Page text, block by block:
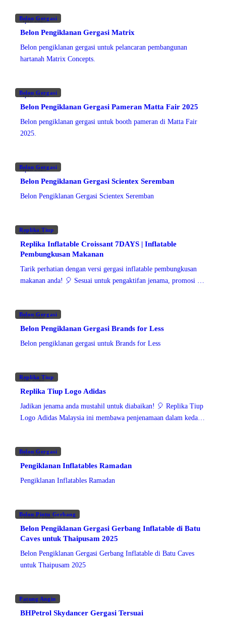
Belon Gergasi
April 2025
Belon Pengiklanan Gergasi Matrix
Belon pengiklanan gergasi untuk pelancaran pembangunan
hartanah Matrix Concepts.
Belon Gergasi
April 2025
Belon Pengiklanan Gergasi Pameran Matta Fair 2025
Belon pengiklanan gergasi untuk booth pameran di Matta Fair
2025.
Belon Gergasi
April 2025
Belon Pengiklanan Gergasi Scientex Seremban
Belon Pengiklanan Gergasi Scientex Seremban
Replika Tiup
Mac 2025
Replika Inflatable Croissant 7DAYS | Inflatable
Pembungkusan Makanan
Tarik perhatian dengan versi gergasi inflatable pembungkusan
makanan anda! 🎈 Sesuai untuk pengaktifan jenama, promosi &
Belon Gergasi
Mac 2025
Belon Pengiklanan Gergasi Brands for Less
Belon pengiklanan gergasi untuk Brands for Less
Replika Tiup
Mac 2025
Replika Tiup Logo Adidas
Jadikan jenama anda mustahil untuk diabaikan! 🎈 Replika Tiup
Logo Adidas Malaysia ini membawa penjenamaan dalam kedai
Belon Gergasi
Mac 2025
Pengiklanan Inflatables Ramadan
Pengiklanan Inflatables Ramadan
Belon Pintu Gerbang
Februari 2025
Belon Pengiklanan Gergasi Gerbang Inflatable di Batu
Caves untuk Thaipusam 2025
Belon Pengiklanan Gergasi Gerbang Inflatable di Batu Caves
untuk Thaipusam 2025
Patung Angin
Januari 2025
BHPetrol Skydancer Gergasi Tersuai